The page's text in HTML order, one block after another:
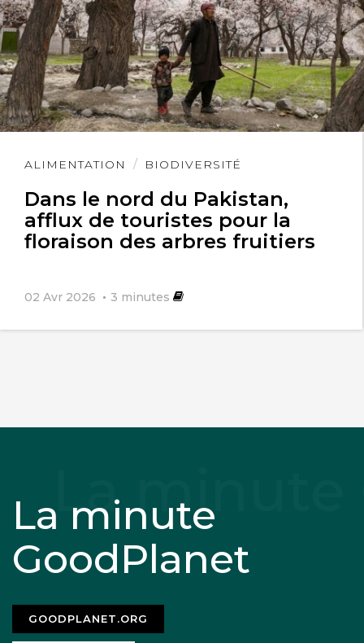
ALIMENTATION BIODIVERSITÉ
Dans le nord du Pakistan,
afflux de touristes pour la
floraison des arbres fruitiers
02 Avr 2026 3 minutes
Lire
La minute
GoodPlanet
GOODPLANET.ORG